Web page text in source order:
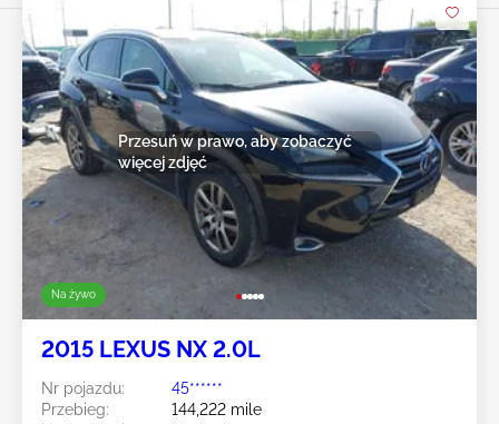
Na żywo
Przesuń w prawo, aby zobaczyć
więcej zdjęć
2015 LEXUS NX 2.0L
Nr pojazdu:
45******
Przebieg:
144,222 mile